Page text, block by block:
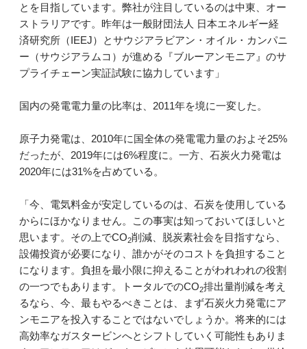
とを目指しています。弊社が注目しているのは中東、オー
ストラリアです。昨年は一般財団法人 日本エネルギー経
済研究所（IEEJ）とサウジアラビアン・オイル・カンパニ
ー（サウジアラムコ）が進める『ブルーアンモニア』のサ
プライチェーン実証試験に協力しています」
国内の発電電力量の比率は、2011年を境に一変した。
原子力発電は、2010年に国全体の発電電力量のおよそ25%
だったが、2019年には6%程度に。一方、石炭火力発電は
2020年には31%を占めている。
「今、電気料金が安定しているのは、石炭を使用している
からにほかなりません。この事実は知っておいてほしいと
思います。その上でCO2削減、脱炭素社会を目指すなら、
設備投資が必要になり、誰かがそのコストを負担すること
になります。負担を最小限に抑えることがわれわれの役割
の一つでもあります。トータルでのCO2排出量削減を考え
るなら、今、最もやるべきことは、まず石炭火力発電にア
ンモニアを投入することではないでしょうか。将来的には
高効率なガスタービンへとシフトしていく可能性もありま